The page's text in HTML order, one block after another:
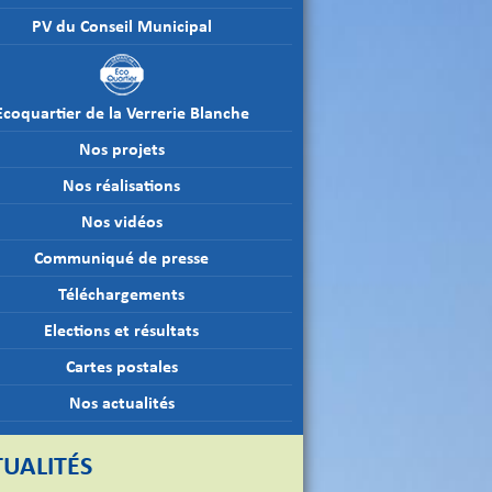
PV du Conseil Municipal
de la Verrerie Blanche
Nos projets
Nos réalisations
Nos vidéos
Communiqué de presse
Téléchargements
Elections et résultats
Cartes postales
Nos actualités